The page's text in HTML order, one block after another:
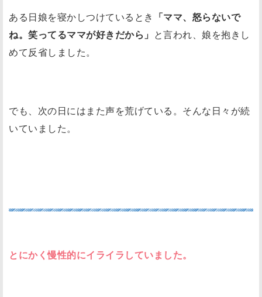
ある日娘を寝かしつけているとき
「ママ、怒らないで
ね。笑ってるママが好きだから」
と言われ、娘を抱きし
めて反省しました。
でも、次の日にはまた声を荒げている。そんな日々が続
いていました。
とにかく慢性的にイライラしていました。